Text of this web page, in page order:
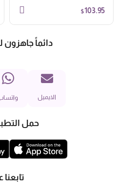
$103.95
دائماً جاهزون
الايميل واتساب
حمل
تابعنا